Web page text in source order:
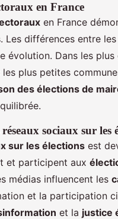
en France
en France
Les différences entre les
évolution. Dans les
plus petites
des élections de
sociaux sur les
sur les élections est
et participent aux
médias influencent les
et la participation
et la justice